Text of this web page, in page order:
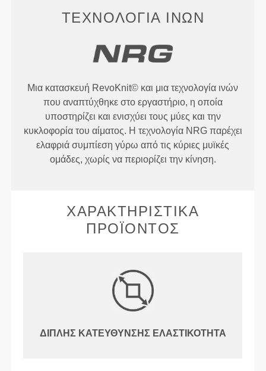
ΤΕΧΝΟΛΟΓΊΑ ΙΝΏΝ
Μια κατασκευή RevoKnit© και μια τεχνολογία ινών
που αναπτύχθηκε στο εργαστήριο, η οποία
υποστηρίζει και ενισχύει τους μύες και την
κυκλοφορία του αίματος. Η τεχνολογία NRG παρέχει
ελαφριά συμπίεση γύρω από τις κύριες μυϊκές
ομάδες, χωρίς να περιορίζει την κίνηση.
ΧΑΡΑΚΤΗΡΙΣΤΙΚΆ
ΠΡΟΪΌΝΤΟΣ
ΔΙΠΛΉΣ ΚΑΤΕΎΘΥΝΣΗΣ ΕΛΑΣΤΙΚΌΤΗΤΑ